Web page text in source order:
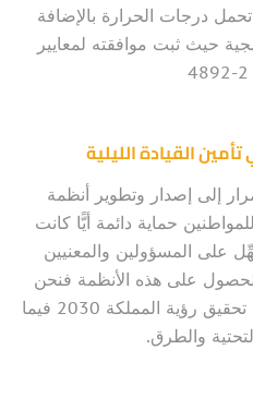
درجات الحرارة بالإضافة
حيث ثبت موافقته لمعايير
القيادة الليلية
إلى إصدار وتطوير أنظمة
حماية دائمة أيًّا كانت
على المسؤولين والمعنيين
على هذه الأنظمة فنحن
نؤمن بدورنا المهم والفعال في تحقيق رؤية المملكة 2030 فيما
والطرق.